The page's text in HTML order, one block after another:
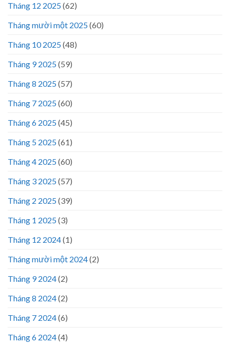
Tháng 12 2025(62)
Tháng mười một 2025(60)
Tháng 10 2025(48)
Tháng 9 2025(59)
Tháng 8 2025(57)
Tháng 7 2025(60)
Tháng 6 2025(45)
Tháng 5 2025(61)
Tháng 4 2025(60)
Tháng 3 2025(57)
Tháng 2 2025(39)
Tháng 1 2025(3)
Tháng 12 2024(1)
Tháng mười một 2024(2)
Tháng 9 2024(2)
Tháng 8 2024(2)
Tháng 7 2024(6)
Tháng 6 2024(4)